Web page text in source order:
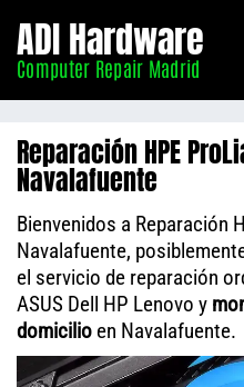
Madrid
ADI Hardware
Computer Repair Madrid
Reparación HPE
Navalafuente
Bienvenidos a Reparación
Navalafuente,
el servicio de reparación
ASUS Dell HP Lenovo y
domicilio en Navalafuente.